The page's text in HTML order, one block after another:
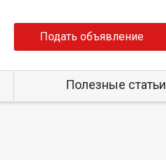
Подать объявление
Полезные статьи